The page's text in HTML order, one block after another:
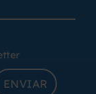
ENVIAR